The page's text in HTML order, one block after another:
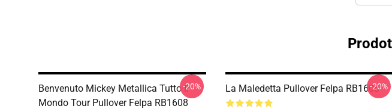
Benvenuto Mickey Metallica Tutto Il
Mondo Tour Pullover Felpa RB1608
-20% La Maledetta Pullover Felpa RB1608-20%